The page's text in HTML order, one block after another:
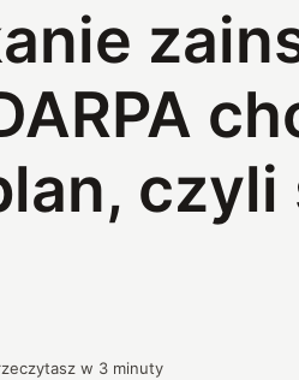
w 3 minuty